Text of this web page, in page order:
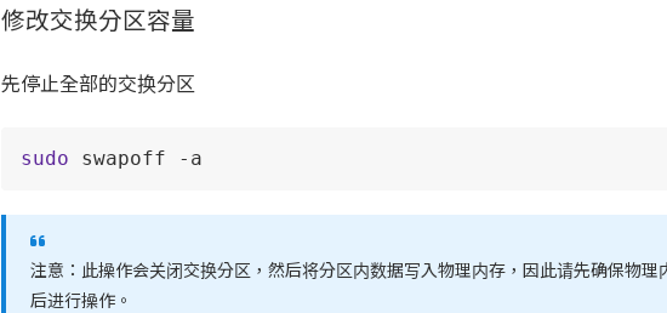
修改交换分区容量
先停止全部的交换分区
sudo swapoff -a
注意：此操作会关闭交换分区，然后将分区内数据写入物理内存，因此请先确保物理
后进行操作。